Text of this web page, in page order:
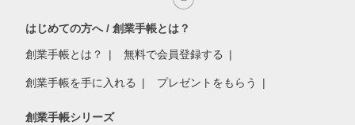
はじめての方へ / 創業手帳とは？
創業手帳とは？ 無料で会員登録する
創業手帳を手に入れる プレゼントをもらう
創業手帳シリーズ